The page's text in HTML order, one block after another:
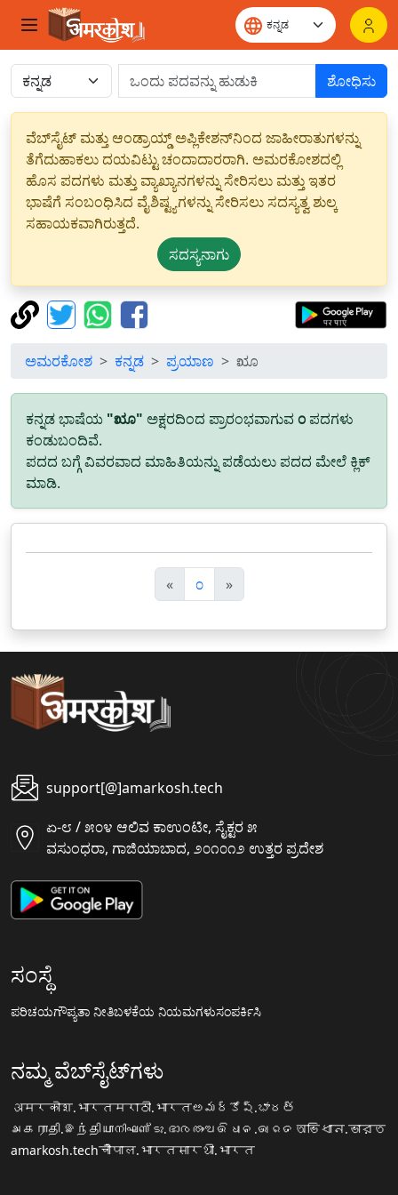
ಶೋಧಿಸು
ವೆಬ್‌ಸೈಟ್ ಮತ್ತು ಆಂಡ್ರಾಯ್ಡ್ ಅಪ್ಲಿಕೇಶನ್‌ನಿಂದ ಜಾಹೀರಾತುಗಳನ್ನು
ತೆಗೆದುಹಾಕಲು ದಯವಿಟ್ಟು ಚಂದಾದಾರರಾಗಿ. ಅಮರಕೋಶದಲ್ಲಿ
ಹೊಸ ಪದಗಳು ಮತ್ತು ವ್ಯಾಖ್ಯಾನಗಳನ್ನು ಸೇರಿಸಲು ಮತ್ತು ಇತರ
ಭಾಷೆಗೆ ಸಂಬಂಧಿಸಿದ ವೈಶಿಷ್ಟ್ಯಗಳನ್ನು ಸೇರಿಸಲು ಸದಸ್ಯತ್ವ ಶುಲ್ಕ
ಸಹಾಯಕವಾಗಿರುತ್ತದೆ.
ಸದಸ್ಯನಾಗು
ಅಮರಕೋಶ ಕನ್ನಡ ಪ್ರಯಾಣ ೠ
ಕನ್ನಡ ಭಾಷೆಯ "ೠ" ಅಕ್ಷರದಿಂದ ಪ್ರಾರಂಭವಾಗುವ೦ ಪದಗಳು
ಕಂಡುಬಂದಿವೆ.
ಪದದ ಬಗ್ಗೆ ವಿವರವಾದ ಮಾಹಿತಿಯನ್ನು ಪಡೆಯಲು ಪದದ ಮೇಲೆ ಕ್ಲಿಕ್
ಮಾಡಿ.
«पि
छ
ला
೦ »अ
ग
ला
support[@]amarkosh.tech
ಏ-೮ / ೫೦೪ ಆಲಿವ ಕಾಉಂಟೀ, ಸೈಕ್ಟರ ೫
ವಸುಂಧರಾ, ಗಾಜಿಯಾಬಾದ, ೨೦೧೦೧೨ ಉತ್ತರ ಪ್ರದೇಶ
ಸಂಸ್ಥೆ
ಪರಿಚಯಗೌಪ್ಯತಾ ನೀತಿಬಳಕೆಯ ನಿಯಮಗಳುಸಂಪರ್ಕಿಸಿ
ನಮ್ಮ ವೆಬ್‌ಸೈಟ್‌ಗಳು
अमरकोश.भारतमराठी.भारतఅమర్కోష్.భారత్
அகராதி.இந்தியாനിഘണ്ടു.ഭാരതംଅଭିଧାନ.ଭାରତ অভিধান.ভারত
amarkosh.techचौपाल.भारतसारथी.भारत